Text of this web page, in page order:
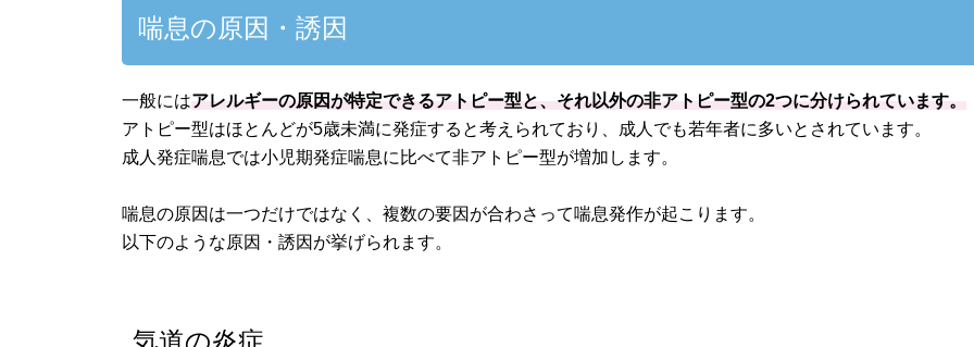
喘息の原因・誘因
一般にはアレルギーの原因が特定できるアトピー型と、それ以外の非アトピー型の2つに分けられています。
アトピー型はほとんどが5歳未満に発症すると考えられており、成人でも若年者に多いとされています。
成人発症喘息では小児期発症喘息に比べて非アトピー型が増加します。
喘息の原因は一つだけではなく、複数の要因が合わさって喘息発作が起こります。
以下のような原因・誘因が挙げられます。
気道の炎症